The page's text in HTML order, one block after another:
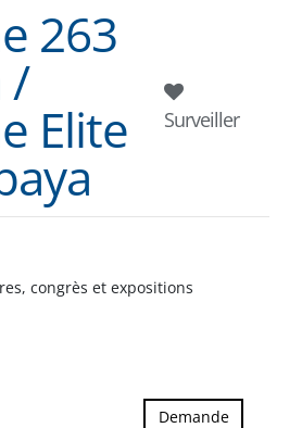
263
/
Elite Surveiller
congrès et expositions
Demande